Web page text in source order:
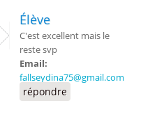
Élève
C'est excellent mais le
reste svp
Email:
fallseydina75@gmail.com
répondre